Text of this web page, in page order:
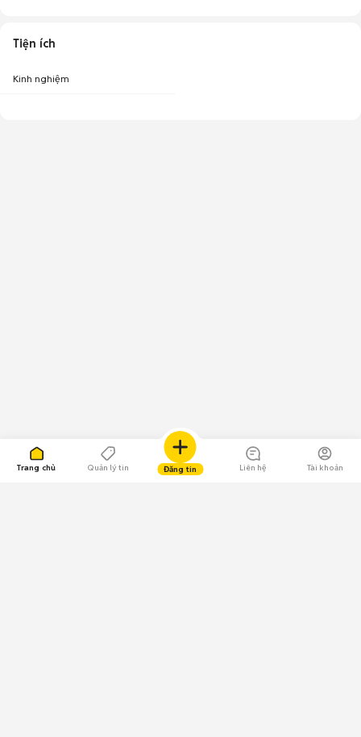
Trang chủ Quản lý tin Đăng tin Liên hệ Tài khoản
Tiện ích
Kinh nghiệm